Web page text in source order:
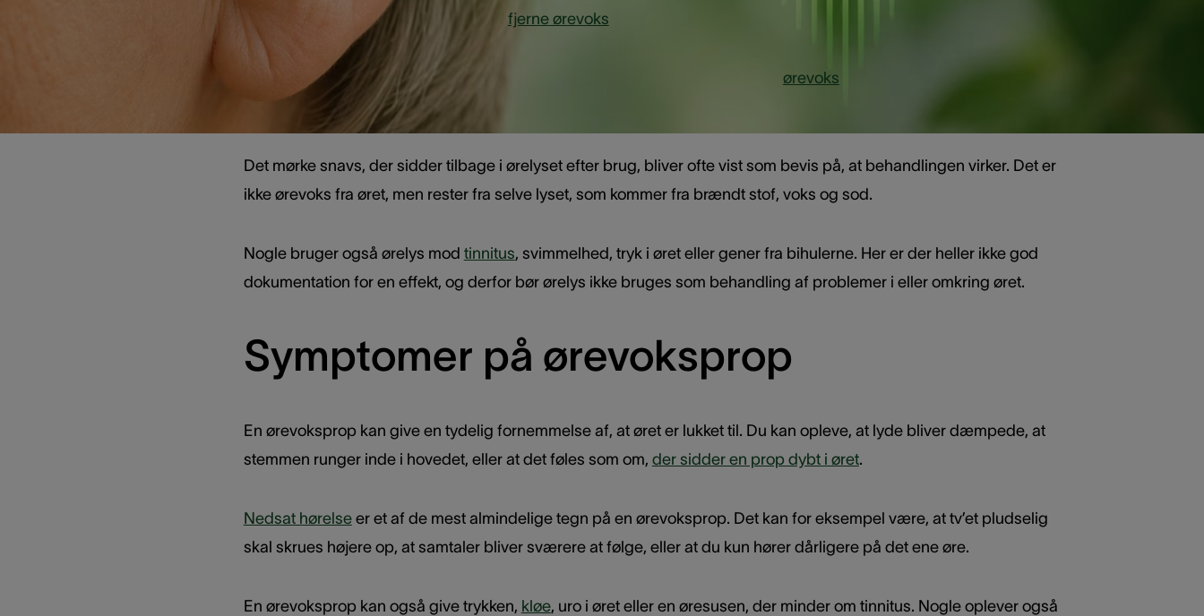
markedsført som en naturlig måde at fjerne ørevoks
Idéen bag ørelys er, at varmen fra flammen skulle skabe et sug, som trækker ørevoks
lyder enkelt, men forklaringen holder ikke, for ørelys skaber ikke et sug, der kan rense øregangen.
Det mørke snavs, der sidder tilbage i ørelyset efter brug, bliver ofte vist som bevis på, at behandlingen virker. Det er
ikke ørevoks fra øret, men rester fra selve lyset, som kommer fra brændt stof, voks og sod.
Nogle bruger også ørelys mod tinnitus, svimmelhed, tryk i øret eller gener fra bihulerne. Her er der heller ikke god
dokumentation for en effekt, og derfor bør ørelys ikke bruges som behandling af problemer i eller omkring øret.
Symptomer på ørevoksprop
En ørevoksprop kan give en tydelig fornemmelse af, at øret er lukket til. Du kan opleve, at lyde bliver dæmpede, at
stemmen runger inde i hovedet, eller at det føles som om, der sidder en prop dybt i øret.
Nedsat hørelseer et af de mest almindelige tegn på en ørevoksprop. Det kan for eksempel være, at tv’et pludselig
skal skrues højere op, at samtaler bliver sværere at følge, eller at du kun hører dårligere på det ene øre.
En ørevoksprop kan også give trykken, kløe, uro i øret eller en øresusen, der minder om tinnitus. Nogle oplever også